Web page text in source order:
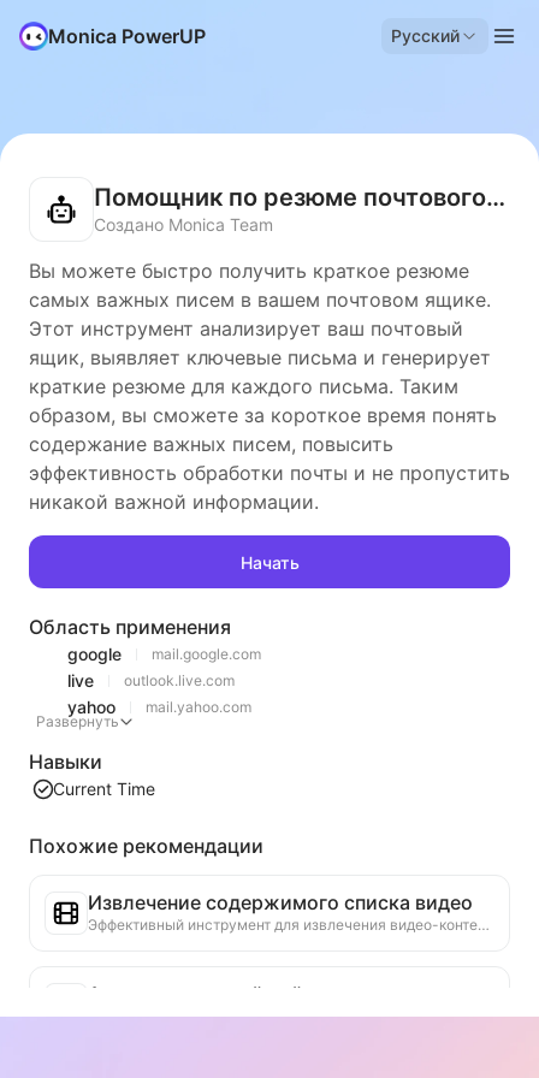
Monica PowerUP Русский
Помощник по резюме почтового ящика
Создано Monica Team
Вы можете быстро получить краткое резюме
самых важных писем в вашем почтовом ящике.
Этот инструмент анализирует ваш почтовый
ящик, выявляет ключевые письма и генерирует
краткие резюме для каждого письма. Таким
образом, вы сможете за короткое время понять
содержание важных писем, повысить
эффективность обработки почты и не пропустить
никакой важной информации.
Начать
Область применения
google mail.google.com
live outlook.live.com
yahoo
mail.yahoo.com
Развернуть
Навыки
Current Time
Похожие рекомендации
Извлечение содержимого списка видео
Эффективный инструмент для извлечения видео-контента с веб-страниц, который может быстро сканировать страницы и организовывать информацию о видео в структурированную таблицу Markdown.
Анализ тенденций рейтинга
Анализируйте данные рейтингов текущей страницы и создавайте отчет о тенденциях. Определяйте популярные категории, быстро растущие типы продуктов и новые технологии. Предоставляйте мгновенные рыночные инсайты, чтобы помочь вам понять последние тенденции продуктов и рыночные движения.